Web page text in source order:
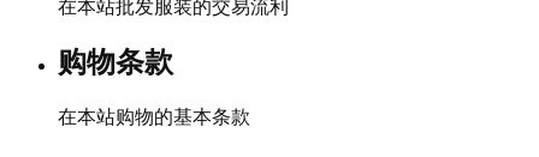
在本站批发服装的交易流利
购物条款
在本站购物的基本条款